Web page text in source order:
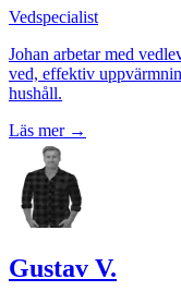
Vedspecialist
Johan arbetar med
ved, effektiv
hushåll.
Läs mer→
Gustav V.